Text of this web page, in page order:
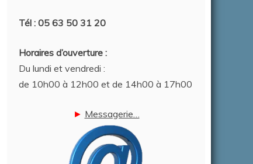
Tél : 05 63 50 31 20
Horaires d’ouverture :
Du lundi et vendredi :
de 10h00 à 12h00 et de 14h00 à 17h00
► Messagerie…